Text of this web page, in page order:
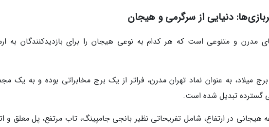
مدرن و متنوعی است که هر کدام به نوعی هیجان را برای بازدیدکنندگان به
میلاد، به عنوان نماد تهران مدرن، فراتر از یک برج مخابراتی بوده و به یک
گسترده تبدیل شده است.
هیجانی در ارتفاع، شامل تفریحاتی نظیر بانجی جامپینگ، تاب مرتفع، پل معلق و